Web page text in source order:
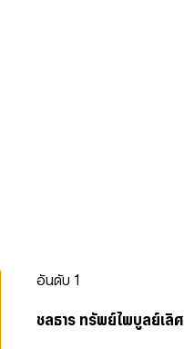
อันดับ 1
ชลธาร ทรัพย์ไพบูลย์เลิศ